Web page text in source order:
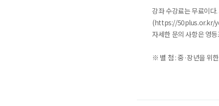
강좌 수강료는 무료이
(https://50plus.or.kr/
자세한 문의 사항은 영
※ 별 첨 : 중·장년을 위